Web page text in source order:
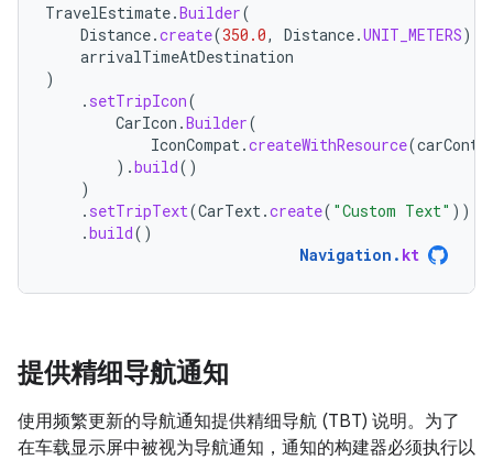
TravelEstimate.Builder(
Distance.create(350.0, Distance.UNIT_METERS),
arrivalTimeAtDestination
)
. setTripIcon(
CarIcon .Builder(
IconCompat .createWithResource(
).build()
)
. setTripText(CarText .create( "Custom Text" ))
.build()
Navigation . kt
提供精细导航通知
使用频繁更新的导航通知提供精细导航 (TBT) 说明。为了
在车载显示屏中被视为导航通知，通知的构建器必须执行以